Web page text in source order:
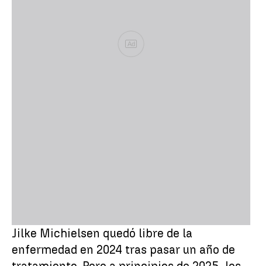
Ad
Jilke Michielsen quedó libre de la
enfermedad en 2024 tras pasar un año de